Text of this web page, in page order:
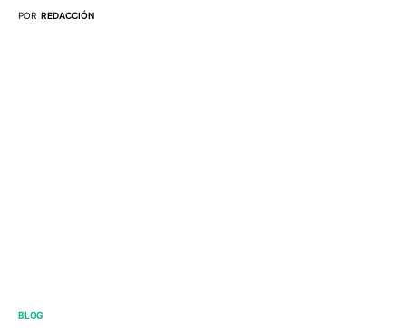
POR REDACCIÓN
BLOG